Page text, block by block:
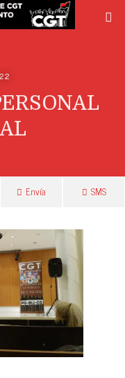
Envía SMS